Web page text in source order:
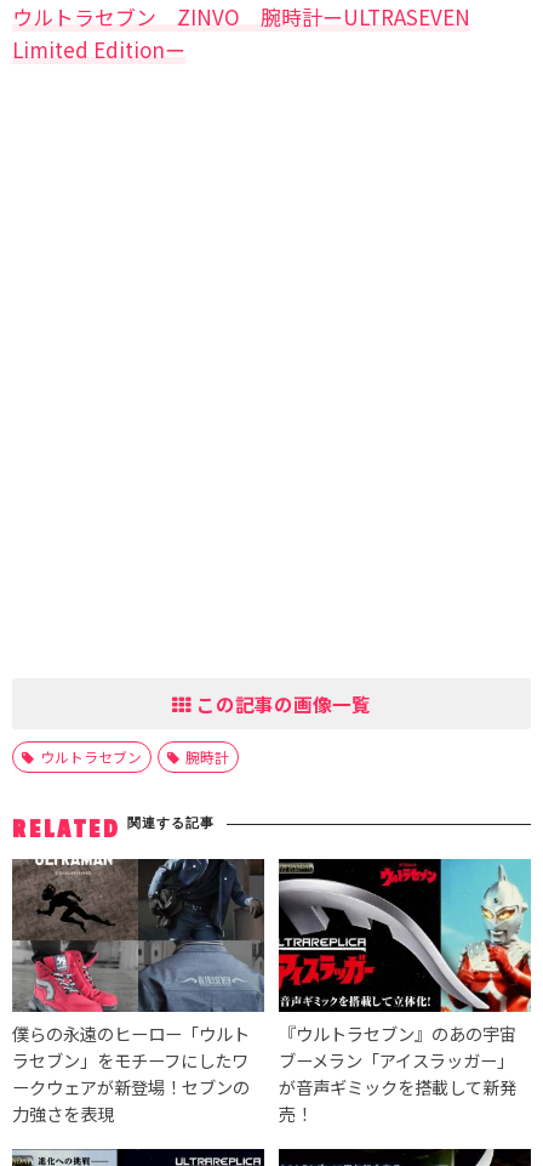
ウルトラセブン ZINVO 腕時計ーULTRASEVEN
Limited Editionー
この記事の画像一覧
ウルトラセブン 腕時計
RELATED 関連する記事
僕らの永遠のヒーロー「ウルト
ラセブン」をモチーフにしたワ
ークウェアが新登場！セブンの
力強さを表現
『ウルトラセブン』のあの宇宙
ブーメラン「アイスラッガー」
が音声ギミックを搭載して新発
売！